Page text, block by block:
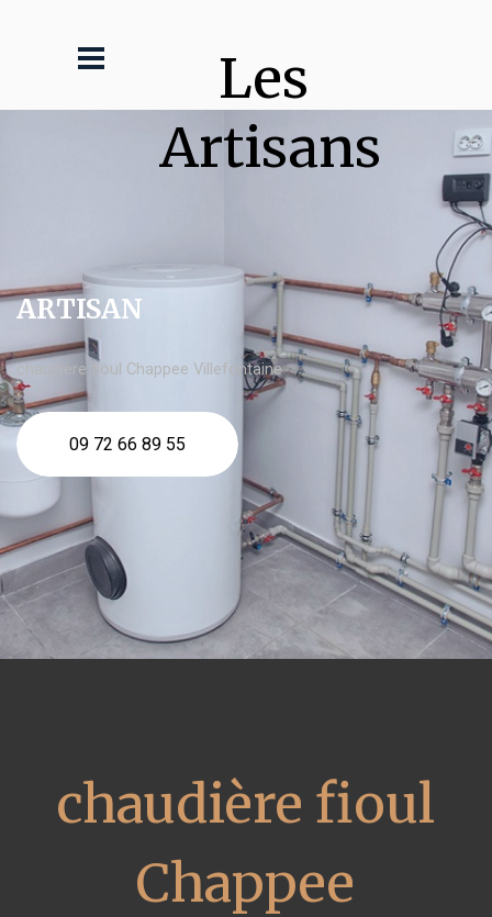
Les
Artisans
ARTISAN
chaudière fioul Chappee Villefontaine
09 72 66 89 55
chaudière fioul
Chappee